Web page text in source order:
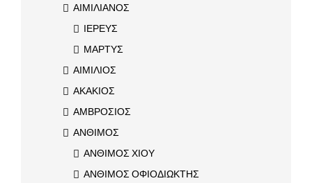
ΑΙΜΙΛΙΑΝΟΣ
ΙΕΡΕΥΣ
ΜΑΡΤΥΣ
ΑΙΜΙΛΙΟΣ
ΑΚΑΚΙΟΣ
ΑΜΒΡΟΣΙΟΣ
ΑΝΘΙΜΟΣ
ΑΝΘΙΜΟΣ ΧΙΟΥ
ΑΝΘΙΜΟΣ ΟΦΙΟΔΙΩΚΤΗΣ